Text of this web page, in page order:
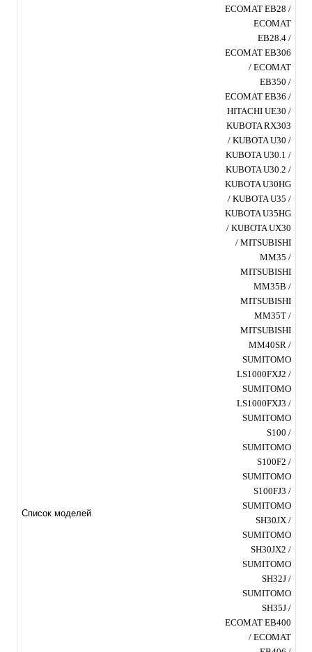
Список моделей
ECOMAT EB28 /
ECOMAT
EB28.4 /
ECOMAT EB306
/ ECOMAT
EB350 /
ECOMAT EB36 /
HITACHI UE30 /
KUBOTA RX303
/ KUBOTA U30 /
KUBOTA U30.1 /
KUBOTA U30.2 /
KUBOTA U30HG
/ KUBOTA U35 /
KUBOTA U35HG
/ KUBOTA UX30
/ MITSUBISHI
MM35 /
MITSUBISHI
MM35B /
MITSUBISHI
MM35T /
MITSUBISHI
MM40SR /
SUMITOMO
LS1000FXJ2 /
SUMITOMO
LS1000FXJ3 /
SUMITOMO
S100 /
SUMITOMO
S100F2 /
SUMITOMO
S100FJ3 /
SUMITOMO
SH30JX /
SUMITOMO
SH30JX2 /
SUMITOMO
SH32J /
SUMITOMO
SH35J /
ECOMAT EB400
/ ECOMAT